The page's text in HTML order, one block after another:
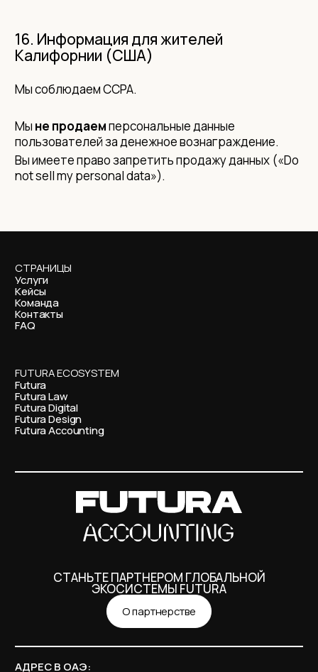
16. Информация для жителей
Калифорнии (США)
Мы соблюдаем CCPA.
Мы не продаемперсональные данные
пользователей за денежное вознаграждение.
Вы имеете право запретить продажу данных («Do
not sell my personal data»).
СТРАНИЦЫ
Услуги
Кейсы
Команда
Контакты
FAQ
FUTURA ECOSYSTEM
Futura
Futura Law
Futura Digital
Futura Design
Futura Accounting
СТАНЬТЕ ПАРТНЕРОМ ГЛОБАЛЬНОЙ
ЭКОСИСТЕМЫ FUTURA
О партнерстве
АДРЕС В ОАЭ: